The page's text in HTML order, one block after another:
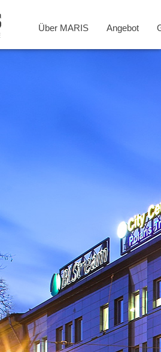
Über MARIS Angebot